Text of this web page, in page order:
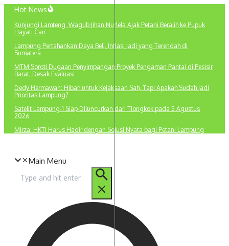
Lewati
konten
Hot News
Kunjungi Lamteng, Wagub Jihan Nurlela Ajak Petani Beralih ke Pupuk
Hayati Cair
Lampung Pertahankan Daya Beli, Inflasi Jadi yang Terendah di
Sumatera
MTM Soroti Dugaan Penyimpangan Proyek Pengaman Pantai di Pesisir
Barat, Desak Evaluasi
Dedy Hermawan: Hibah untuk Kejaksaan Sah, Tapi Apakah Sudah Jadi
Prioritas Lampung?
Satelit Lampung-1 Siap Diluncurkan dari Tiongkok pada 5 Agustus
2026
Mirza: HKTI Harus Hadir dengan Solusi Nyata bagi Petani Lampung
Main Menu
untuk: